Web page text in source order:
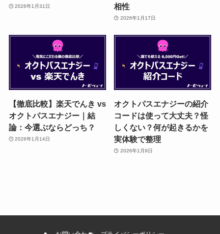
2026年1月31日
相性
2026年1月17日
【徹底比較】楽天でんき vs
オクトパスエナジー｜結
論：今選ぶならどっち？
2026年1月14日
オクトパスエナジーの紹介
コードは使って大丈夫？怪
しくない？何が起きるかを
実体験で整理
2026年1月9日